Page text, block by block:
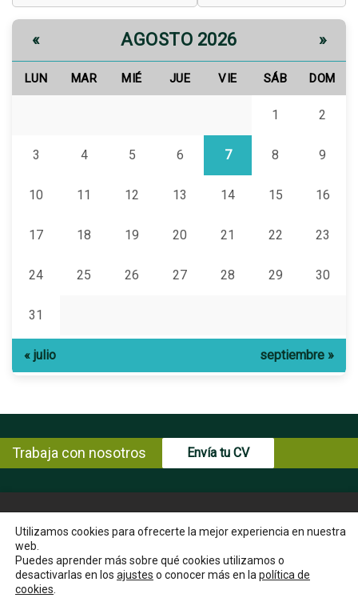
« AGOSTO 2026 »
LUN MAR MIÉ JUE VIE SÁB DOM
1 2
3 4 5 6 7 8 9
10 11 12 13 14 15 16
17 18 19 20 21 22 23
24 25 26 27 28 29 30
31
« julio septiembre »
Trabaja con nosotros Envía tu CV
© Copyright ENCE 2026 MAPA WEB
AVISO LEGAL
INSTRUCCIONES PARA EL EJERCICIO DE DERECHOS DEL
INTERESADO
Utilizamos cookies para ofrecerte la mejor experiencia en nuestra
web.
Puedes aprender más sobre qué cookies utilizamos o
desactivarlas en los ajustes o conocer más en la política de
cookies